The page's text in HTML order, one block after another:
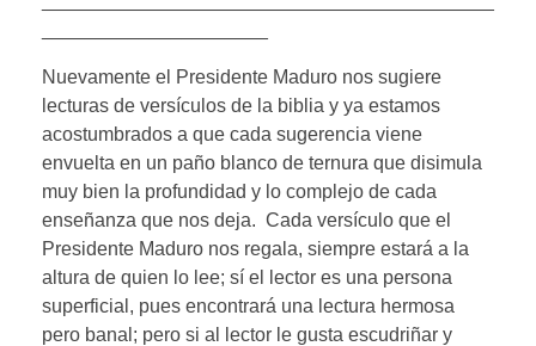
Nuevamente el Presidente Maduro nos sugiere
lecturas de versículos de la biblia y ya estamos
acostumbrados a que cada sugerencia viene
envuelta en un paño blanco de ternura que disimula
muy bien la profundidad y lo complejo de cada
enseñanza que nos deja. Cada versículo que el
Presidente Maduro nos regala, siempre estará a la
altura de quien lo lee; sí el lector es una persona
superficial, pues encontrará una lectura hermosa
pero banal; pero si al lector le gusta escudriñar y